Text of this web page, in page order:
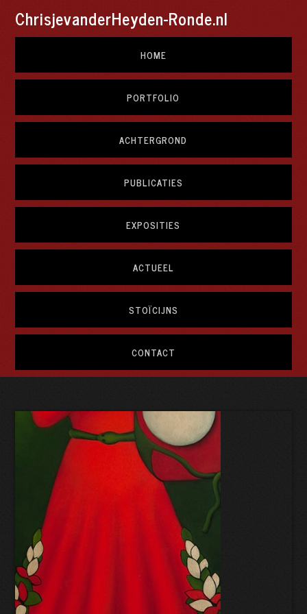
ChrisjevanderHeyden-Ronde.nl
HOME
PORTFOLIO
ACHTERGROND
PUBLICATIES
EXPOSITIES
ACTUEEL
STOÏCIJNS
CONTACT